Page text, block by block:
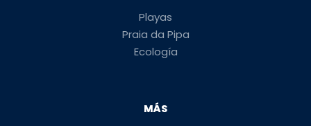
Playas
Praia da Pipa
Ecología
MÁS